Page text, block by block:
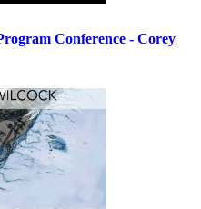
Conference - Corey